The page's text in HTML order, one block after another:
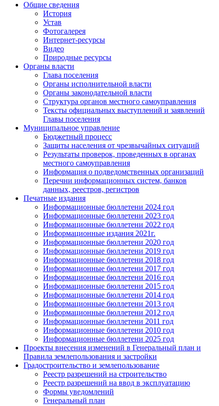
Общие сведения
История
Устав
Фотогалерея
Интернет-ресурсы
Видео
Природные ресурсы
Органы власти
Глава поселения
Органы исполнительной власти
Органы законодательной власти
Структура органов местного самоуправления
Тексты официальных выступлений и заявлений
Главы поселения
Муниципальное управление
Бюджетный процесс
Защиты населения от чрезвычайных ситуаций
Результаты проверок, проведенных в органах
местного самоуправления
Информация о подведомственных организаций
Перечни информационных систем, банков
данных, реестров, регистров
Печатные издания
Информационные бюллетени 2024 год
Информационные бюллетени 2023 год
Информационные бюллетени 2022 год
Информационные издания 2021г.
Информационные бюллетени 2020 год
Информационные бюллетени 2019 год
Информационные бюллетени 2018 год
Информационные бюллетени 2017 год
Информационные бюллетени 2016 год
Информационные бюллетени 2015 год
Информационные бюллетени 2014 год
Информационные бюллетени 2013 год
Информационные бюллетени 2012 год
Информационные бюллетени 2011 год
Информационные бюллетени 2010 год
Информационные бюллетени 2025 год
Проекты внесения изменений в Генеральный план и
Правила землепользования и застройки
Градостроительство и землепользование
Реестр разрешений на строительство
Реестр разрешений на ввод в эксплуатацию
Формы уведомлений
Генеральный план